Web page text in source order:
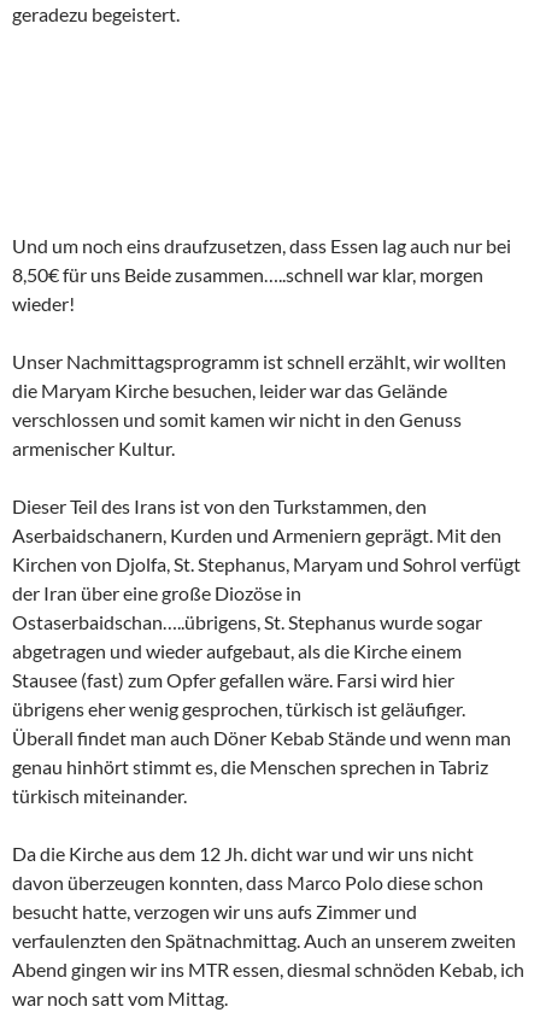
geradezu begeistert.
Und um noch eins draufzusetzen, dass Essen lag auch nur bei
8,50€ für uns Beide zusammen…..schnell war klar, morgen
wieder!
Unser Nachmittagsprogramm ist schnell erzählt, wir wollten
die Maryam Kirche besuchen, leider war das Gelände
verschlossen und somit kamen wir nicht in den Genuss
armenischer Kultur.
Dieser Teil des Irans ist von den Turkstammen, den
Aserbaidschanern, Kurden und Armeniern geprägt. Mit den
Kirchen von Djolfa, St. Stephanus, Maryam und Sohrol verfügt
der Iran über eine große Diozöse in
Ostaserbaidschan…..übrigens, St. Stephanus wurde sogar
abgetragen und wieder aufgebaut, als die Kirche einem
Stausee (fast) zum Opfer gefallen wäre. Farsi wird hier
übrigens eher wenig gesprochen, türkisch ist geläufiger.
Überall findet man auch Döner Kebab Stände und wenn man
genau hinhört stimmt es, die Menschen sprechen in Tabriz
türkisch miteinander.
Da die Kirche aus dem 12 Jh. dicht war und wir uns nicht
davon überzeugen konnten, dass Marco Polo diese schon
besucht hatte, verzogen wir uns aufs Zimmer und
verfaulenzten den Spätnachmittag. Auch an unserem zweiten
Abend gingen wir ins MTR essen, diesmal schnöden Kebab, ich
war noch satt vom Mittag.